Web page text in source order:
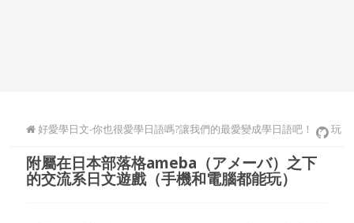
好愛學日文-你也很愛學日語嗎?讓我們的最愛變成學日語吧！ 玩
遊戲學日文
附屬在日本部落格ameba（アメーバ）之下
的交流系日文遊戲（手機和電腦都能玩）